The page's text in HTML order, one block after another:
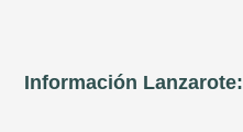
Información Lanzarote: